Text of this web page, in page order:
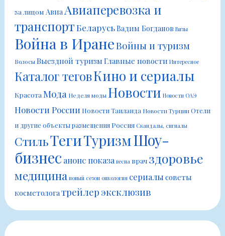
за лицом Авиа Авиаперевозка и
транспортБеларусьВадим Богданов Визы
Война в ИранеВойны и туризм
ВолосыВыездной туризмГлавные новости Интересное
Каталог теговКино и сериалы
Красота Мода Неделя моды Новости Новости ОАЭ
Новости России Новости Таиланда Новости ТурцииОтели
и другие объекты размещенияРоссия Скандалы, сигналы
СтильТегиТуризмШоу-
бизнес анонс показа весна врач здоровье
медицина новый сезон онкология сериалы советы
косметологатрейлер эксклюзив